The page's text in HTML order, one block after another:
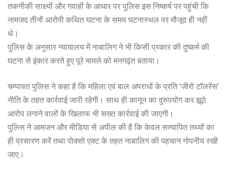
तकनीकी साक्ष्यों और गवाहों के आधार पर पुलिस इस निष्कर्ष पर पहुंची कि
नामजद तीनों आरोपी कथित घटना के समय घटनास्थल पर मौजूद ही नहीं
थे।
पुलिस के अनुसार न्यायालय में नाबालिग ने भी किसी प्रकार की दुष्कर्म की
घटना से इंकार करते हुए पूरे मामले को मनगढ़ंत बताया।
चम्पावत पुलिस ने कहा है कि महिला एवं बाल अपराधों के प्रति ‘जीरो टॉलरेंस’
नीति के तहत कार्रवाई जारी रहेगी। साथ ही कानून का दुरुपयोग कर झूठे
आरोप लगाने वालों के खिलाफ भी सख्त कार्रवाई की जाएगी।
पुलिस ने आमजन और मीडिया से अपील की है कि केवल सत्यापित तथ्यों का
ही प्रसारण करें तथा पोक्सो एक्ट के तहत नाबालिग की पहचान गोपनीय रखी
जाए।